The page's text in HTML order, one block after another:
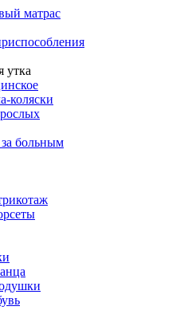
матрас
утка
коляски
больным